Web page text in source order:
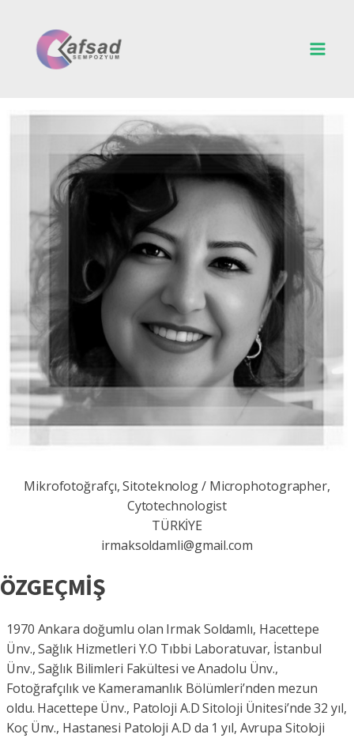
Mikrofotoğrafçı, Sitoteknolog / Microphotographer,
Cytotechnologist
TÜRKİYE
irmaksoldamli@gmail.com
ÖZGEÇMİŞ
1970 Ankara doğumlu olan Irmak Soldamlı, Hacettepe
Ünv., Sağlık Hizmetleri Y.O Tıbbi Laboratuvar, İstanbul
Ünv., Sağlık Bilimleri Fakültesi ve Anadolu Ünv.,
Fotoğrafçılık ve Kameramanlık Bölümleri’nden mezun
oldu. Hacettepe Ünv., Patoloji A.D Sitoloji Ünitesi’nde 32 yıl,
Koç Ünv., Hastanesi Patoloji A.D da 1 yıl, Avrupa Sitoloji